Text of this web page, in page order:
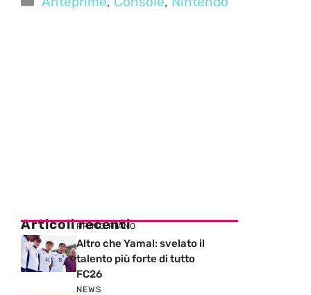
Articoli recenti
PRIMO PIANO
Altro che Yamal: svelato il
talento più forte di tutto
FC26
NEWS